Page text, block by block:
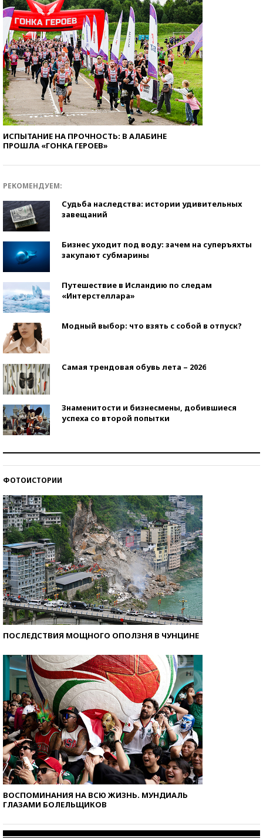
ИСПЫТАНИЕ НА ПРОЧНОСТЬ: В АЛАБИНЕ
ПРОШЛА «ГОНКА ГЕРОЕВ»
РЕКОМЕНДУЕМ:
Судьба наследства: истории удивительных
завещаний
Бизнес уходит под воду: зачем на суперъяхты
закупают субмарины
Путешествие в Исландию по следам
«Интерстеллара»
Модный выбор: что взять с собой в отпуск?
Самая трендовая обувь лета – 2026
Знаменитости и бизнесмены, добившиеся
успеха со второй попытки
ФОТОИСТОРИИ
ПОСЛЕДСТВИЯ МОЩНОГО ОПОЛЗНЯ В ЧУНЦИНЕ
ВОСПОМИНАНИЯ НА ВСЮ ЖИЗНЬ. МУНДИАЛЬ
ГЛАЗАМИ БОЛЕЛЬЩИКОВ